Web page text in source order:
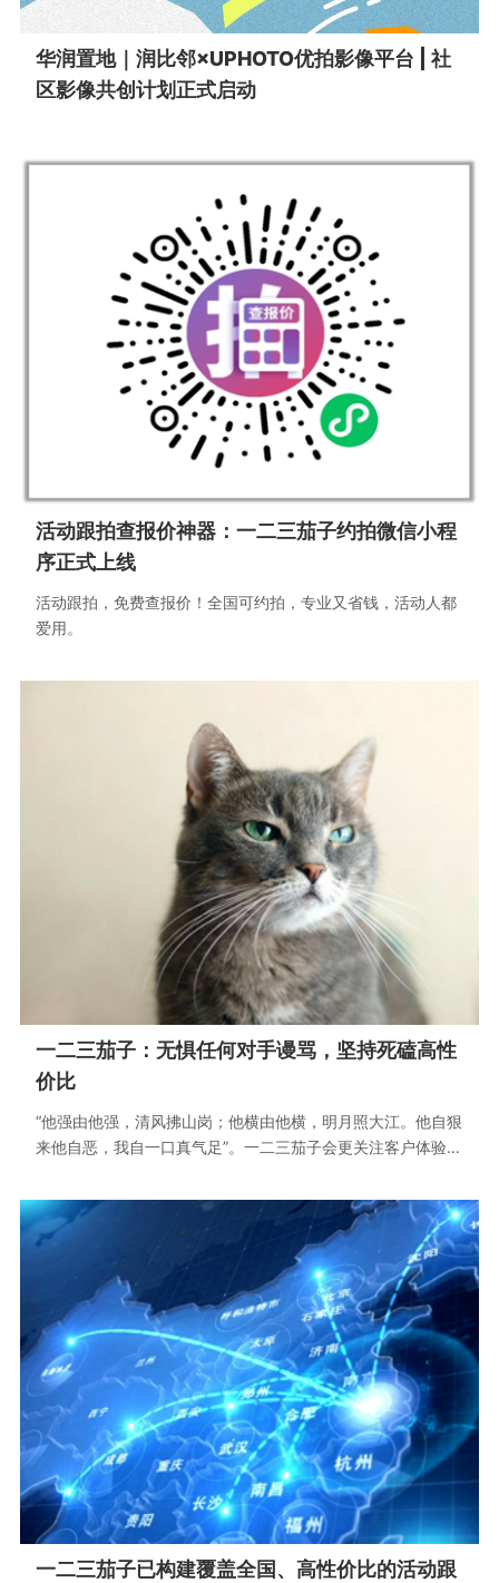
华润置地｜润比邻×UPHOTO优拍影像平台 | 社
区影像共创计划正式启动
活动跟拍查报价神器：一二三茄子约拍微信小程
序正式上线
活动跟拍，免费查报价！全国可约拍，专业又省钱，活动人都
爱用。
一二三茄子：无惧任何对手谩骂，坚持死磕高性
价比
“他强由他强，清风拂山岗；他横由他横，明月照大江。他自狠
来他自恶，我自一口真气足”。一二三茄子会更关注客户体验，
一二三茄子已构建覆盖全国、高性价比的活动跟